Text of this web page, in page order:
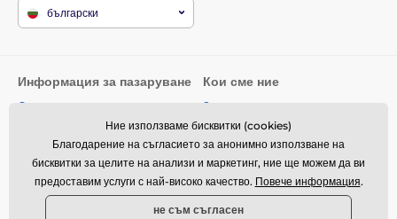
български
Информация за пазаруване
Общи условия
Връщане на стоки и рекламации
Политика за поверителност
Кои сме ние
За нас
Контактни данни
Партньорство с Galamodino
Ние използваме бисквитки (cookies)
Благодарение на съгласието за анонимно използване на
бисквитки за целите на анализи и маркетинг, ние ще можем да ви
предоставим услуги с най-високо качество. Повече информация.
не съм съгласен